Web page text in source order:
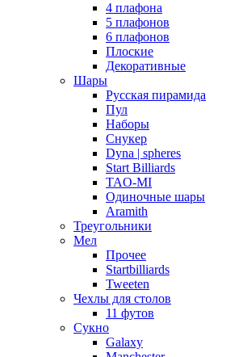
4 плафона
5 плафонов
6 плафонов
Плоские
Декоративные
Шары
Русская пирамида
Пул
Наборы
Снукер
Dyna | spheres
Start Billiards
TAO-MI
Одиночные шары
Aramith
Треугольники
Мел
Прочее
Startbilliards
Tweeten
Чехлы для столов
11 футов
Сукно
Galaxy